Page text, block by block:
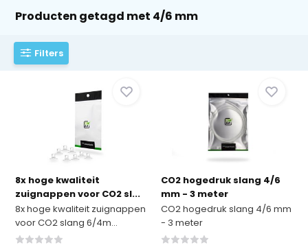
Producten getagd met 4/6 mm
Filters
8x hoge kwaliteit
zuignappen voor CO2 sl...
8x hoge kwaliteit zuignappen
voor CO2 slang 6/4m...
CO2 hogedruk slang 4/6
mm - 3 meter
CO2 hogedruk slang 4/6 mm
- 3 meter